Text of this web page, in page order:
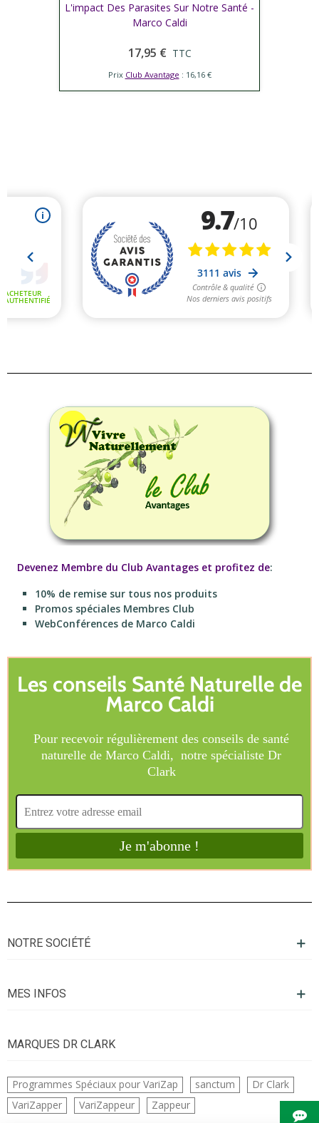
L'impact Des Parasites Sur Notre Santé -
Marco Caldi
17,95 € TTC
Prix Club Avantage : 16,16 €
Devenez Membre du Club Avantages et profitez de:
10% de remise sur tous nos produits
Promos spéciales Membres Club
WebConférences de Marco Caldi
NOTRE SOCIÉTÉ
MES INFOS
MARQUES DR CLARK
Programmes Spéciaux pour VariZap sanctum
Dr Clark
VariZapper
VariZappeur Zappeur